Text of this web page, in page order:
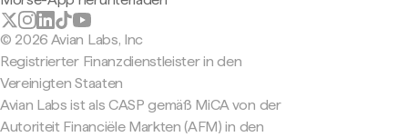
© 2026 Avian Labs, Inc
Registrierter Finanzdienstleister in den
Vereinigten Staaten
Avian Labs ist als CASP gemäß MiCA von der
Autoriteit Financiële Markten (AFM) in den